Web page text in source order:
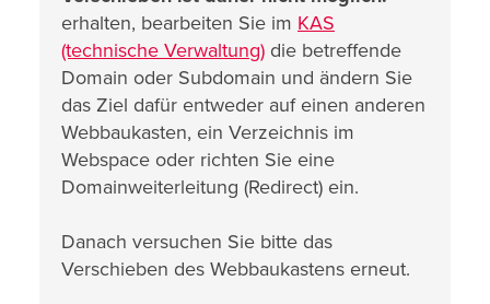
erhalten, bearbeiten Sie im KAS
(technische Verwaltung) die betreffende
Domain oder Subdomain und ändern Sie
das Ziel dafür entweder auf einen anderen
Webbaukasten, ein Verzeichnis im
Webspace oder richten Sie eine
Domainweiterleitung (Redirect) ein.
Danach versuchen Sie bitte das
Verschieben des Webbaukastens erneut.